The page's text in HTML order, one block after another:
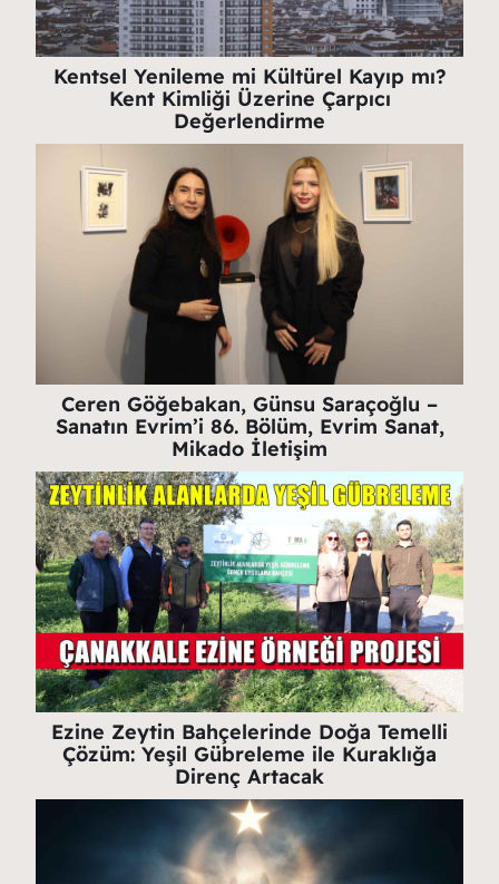
Kentsel Yenileme mi Kültürel Kayıp mı?
Kent Kimliği Üzerine Çarpıcı
Değerlendirme
Ceren Göğebakan, Günsu Saraçoğlu –
Sanatın Evrim’i 86. Bölüm, Evrim Sanat,
Mikado İletişim
Ezine Zeytin Bahçelerinde Doğa Temelli
Çözüm: Yeşil Gübreleme ile Kuraklığa
Direnç Artacak